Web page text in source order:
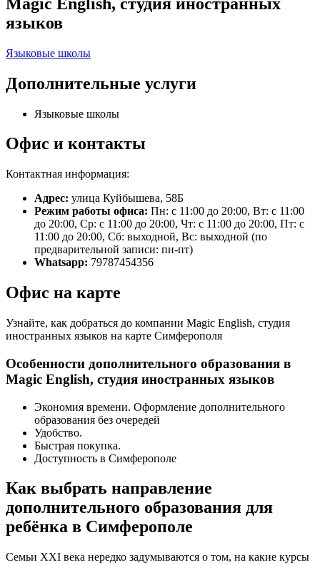
языков
Языковые школы
Дополнительные услуги
Языковые школы
Офис и контакты
Контактная информация:
Адрес: улица Куйбышева, 58Б
Режим работы офиса: Пн: с 11:00 до 20:00, Вт: с 11:00
до 20:00, Ср: с 11:00 до 20:00, Чт: с 11:00 до 20:00, Пт: с
11:00 до 20:00, Сб: выходной, Вс: выходной (по
предварительной записи: пн-пт)
Whatsapp: 79787454356
Офис на карте
Узнайте, как добраться до компании Magic English, студия
иностранных языков на карте Симферополя
Особенности дополнительного образования в
Magic English, студия иностранных языков
Экономия времени. Оформление дополнительного
образования без очередей
Удобство.
Быстрая покупка.
Доступность в Симферополе
Как выбрать направление
дополнительного образования для
ребёнка в Симферополе
Семьи XXI века нередко задумываются о том, на какие курсы